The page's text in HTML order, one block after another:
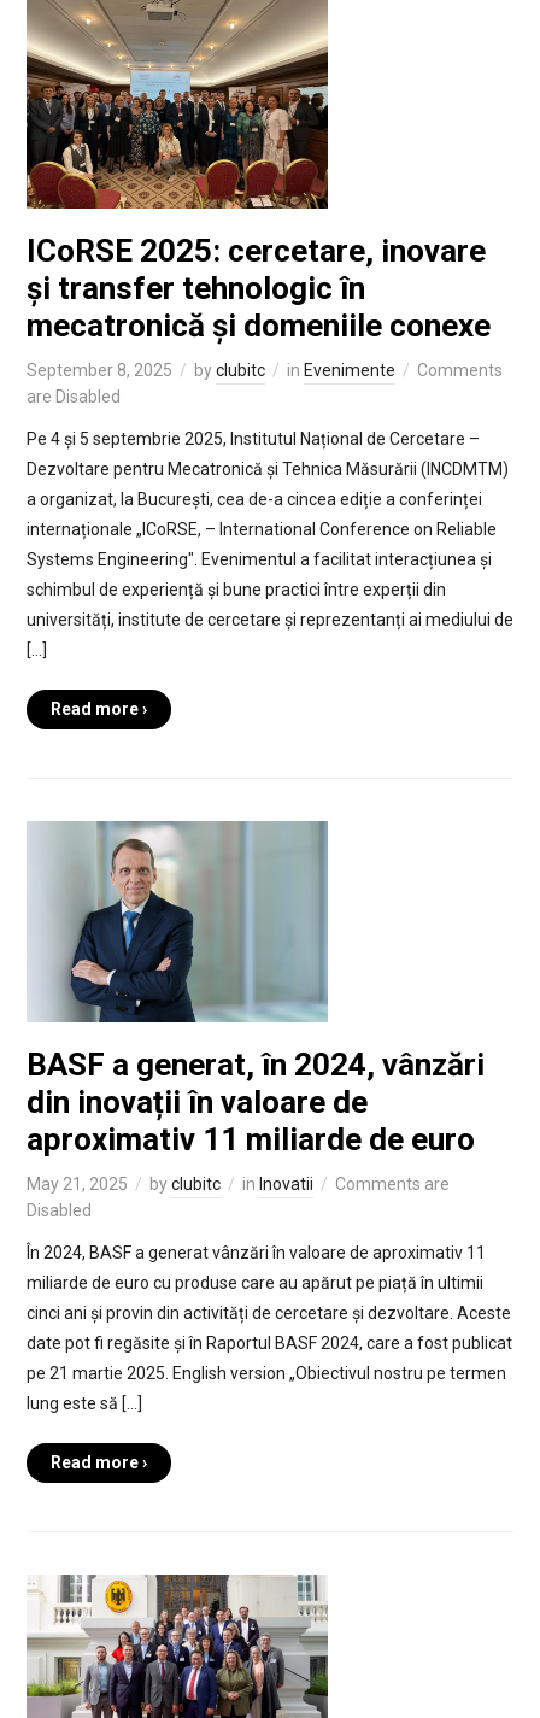
ICoRSE 2025: cercetare, inovare
și transfer tehnologic în
mecatronică și domeniile conexe
September 8, 2025 byclubitc in Evenimente
Comments
are Disabled
Pe 4 și 5 septembrie 2025, Institutul Național de Cercetare –
Dezvoltare pentru Mecatronică și Tehnica Măsurării (INCDMTM)
a organizat, la București, cea de-a cincea ediție a conferinței
internaționale „ICoRSE, – International Conference on Reliable
Systems Engineering″. Evenimentul a facilitat interacțiunea și
schimbul de experiență și bune practici între experții din
universități, institute de cercetare și reprezentanți ai mediului de
[…]
Read more ›
BASF a generat, în 2024, vânzări
din inovații în valoare de
aproximativ 11 miliarde de euro
May 21, 2025 byclubitc in Inovatii
Comments are
Disabled
În 2024, BASF a generat vânzări în valoare de aproximativ 11
miliarde de euro cu produse care au apărut pe piață în ultimii
cinci ani și provin din activități de cercetare și dezvoltare. Aceste
date pot fi regăsite și în Raportul BASF 2024, care a fost publicat
pe 21 martie 2025. English version „Obiectivul nostru pe termen
lung este să […]
Read more ›